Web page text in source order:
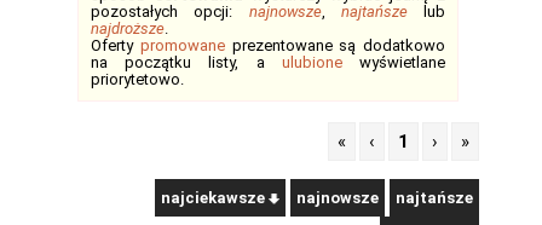
pozostałych opcji: najnowsze, najtańszelub
najdroższe.
Oferty promowaneprezentowane są dodatkowo
na początku listy, a ulubionewyświetlane
priorytetowo.
« ‹ 1 › »
najciekawsze najnowsze najtańsze